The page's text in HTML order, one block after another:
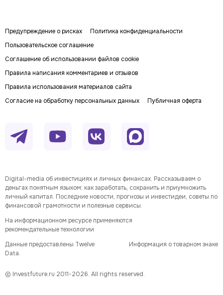
Предупреждение о рисках
Политика конфиденциальности
Пользовательское соглашение
Соглашение об использовании файлов cookie
Правила написания комментариев и отзывов
Правила использования материалов сайта
Согласие на обработку персональных данных
Публичная оферта
Digital-media об инвестициях и личных финансах. Рассказываем о
деньгах понятным языком: как заработать, сохранить и приумножить
личный капитал. Последние новости, прогнозы и инвестидеи, советы по
финансовой грамотности и полезные сервисы.
На информационном ресурсе применяются
рекомендательные технологии
Данные предоставлены Twelve
Data.
Информация о товарном знаке
© Investfuture.ru 2011-2026. All rights reserved.